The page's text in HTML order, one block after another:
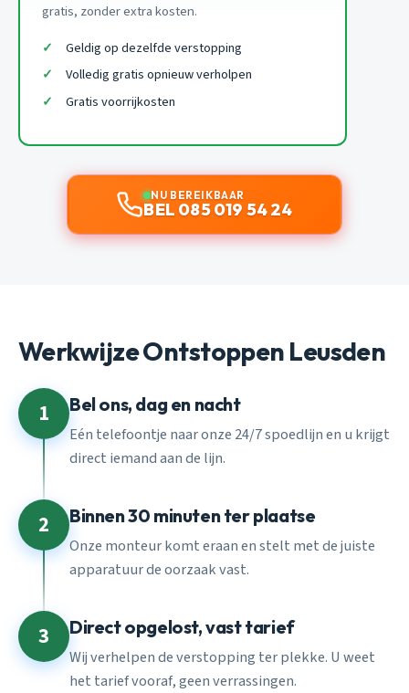
gratis, zonder extra kosten.
Geldig op dezelfde verstopping
Volledig gratis opnieuw verholpen
Gratis voorrijkosten
NU BEREIKBAAR
BEL 085 019 54 24
Werkwijze Ontstoppen Leusden
1 Bel ons, dag en nacht
Eén telefoontje naar onze 24/7 spoedlijn en u krijgt
direct iemand aan de lijn.
2 Binnen 30 minuten ter plaatse
Onze monteur komt eraan en stelt met de juiste
apparatuur de oorzaak vast.
3 Direct opgelost, vast tarief
Wij verhelpen de verstopping ter plekke. U weet
het tarief vooraf, geen verrassingen.